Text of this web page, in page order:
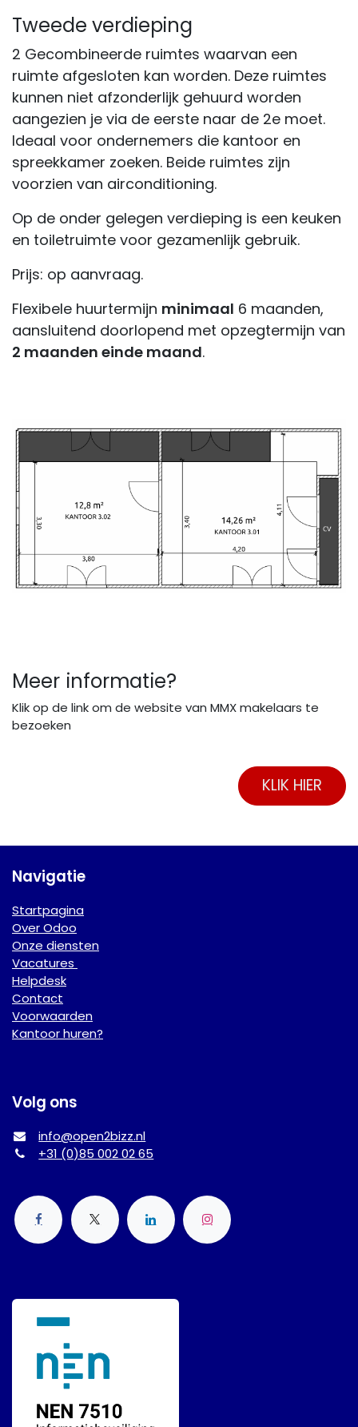
Tweede verdieping
2 Gecombineerde ruimtes waarvan een
ruimte afgesloten kan worden. Deze ruimtes
kunnen niet afzonderlijk gehuurd worden
aangezien je via de eerste naar de 2e moet.
Ideaal voor ondernemers die kantoor en
spreekkamer zoeken. Beide ruimtes zijn
voorzien van airconditioning.
Op de onder gelegen verdieping is een keuken
en toiletruimte voor gezamenlijk gebruik.
Prijs: op aanvraag.
Flexibele huurtermijn minimaal 6 maanden,
aansluitend doorlopend met opzegtermijn van
2 maanden einde maand.
Meer informatie?
Klik op de link om de website van MMX makelaars te
bezoeken
KLIK HIER
Navigatie
Startpagina
Over Odoo
Onze diensten
Vacatures
Helpdesk
Contact
Voorwaarden
Kantoor huren?
Volg ons
info@open2bizz.nl
+31 (0)85 002 02 65